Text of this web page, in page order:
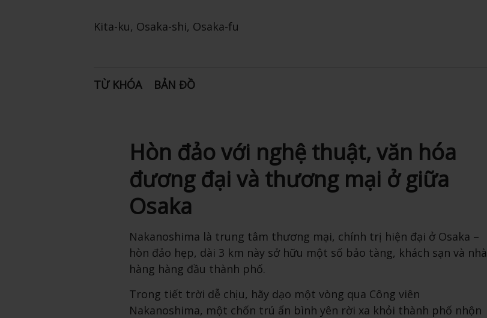
Kita-ku, Osaka-shi, Osaka-fu
TỪ KHÓA BẢN ĐỒ
Hòn đảo với nghệ thuật, văn hóa
đương đại và thương mại ở giữa
Osaka
Nakanoshima là trung tâm thương mại, chính trị hiện đại ở Osaka –
hòn đảo hẹp, dài 3 km này sở hữu một số bảo tàng, khách sạn và nhà
hàng hàng đầu thành phố.
Trong tiết trời dễ chịu, hãy dạo một vòng qua Công viên
Nakanoshima, một chốn trú ẩn bình yên rời xa khỏi thành phố nhộn